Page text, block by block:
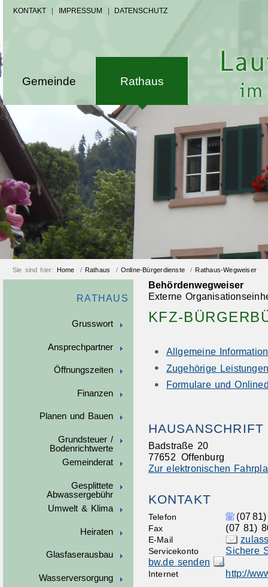
KONTAKT IMPRESSUM DATENSCHUTZ
Gemeinde Rathaus
Sie sind hier: Home / Rathaus / Online-Bürgerdienste / Rathaus-Wegweiser
RATHAUS
Grusswort
Ansprechpartner
Öffnungszeiten
Finanzen
Planen und Bauen
Grundsteuer /
Bodenrichtwerte
Gemeinderat
Gesplittete
Abwassergebühr
Umwelt & Klima
Heiraten
Glasfaserausbau
Wasserversorgung
Behördenwegweiser
Externe
KFZ-
Allgemeine
Zugehörige
Formulare und
HAUSANSCHRIFT
Badstraße 20
77652 Offenburg
Zur elektronischen
KONTAKT
Telefon (07
Fax (07 81)
E-Mail
Servicekonto
Sichere
bw.de senden
Internet http://